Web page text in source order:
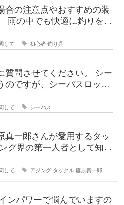
合の注意点やおすすめの装
雨の中でも快適に釣りを楽
して 初心者 釣り具
質問させてください。 シー
のですが、シーバスロッド
して シーバス
真一郎さんが愛用するタッ
して アジング タックル 藤原真一郎
ンパワーで悩んでいますの